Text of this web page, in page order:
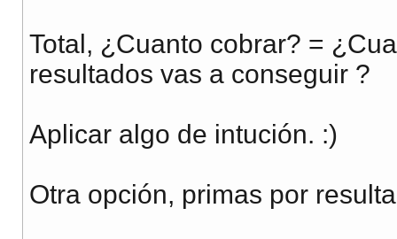
Total, ¿Cuanto cobrar? =
resultados vas a conseguir ?
Aplicar algo de intución. :)
Otra opción, primas por